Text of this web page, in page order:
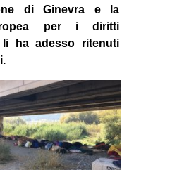
ms
SEARCH
di Ginevra e la
per i diritti
li ha adesso ritenuti